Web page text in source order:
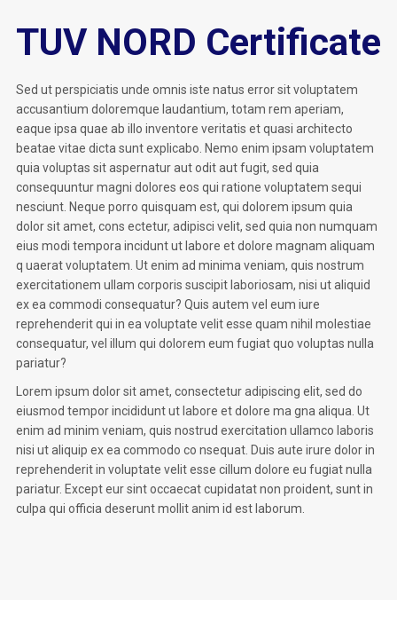
TUV NORD Certificate
Sed ut perspiciatis unde omnis iste natus error sit voluptatem
accusantium doloremque laudantium, totam rem aperiam,
eaque ipsa quae ab illo inventore veritatis et quasi architecto
beatae vitae dicta sunt explicabo. Nemo enim ipsam voluptatem
quia voluptas sit aspernatur aut odit aut fugit, sed quia
consequuntur magni dolores eos qui ratione voluptatem sequi
nesciunt. Neque porro quisquam est, qui dolorem ipsum quia
dolor sit amet, cons ectetur, adipisci velit, sed quia non numquam
eius modi tempora incidunt ut labore et dolore magnam aliquam
q uaerat voluptatem. Ut enim ad minima veniam, quis nostrum
exercitationem ullam corporis suscipit laboriosam, nisi ut aliquid
ex ea commodi consequatur? Quis autem vel eum iure
reprehenderit qui in ea voluptate velit esse quam nihil molestiae
consequatur, vel illum qui dolorem eum fugiat quo voluptas nulla
pariatur?
Lorem ipsum dolor sit amet, consectetur adipiscing elit, sed do
eiusmod tempor incididunt ut labore et dolore ma gna aliqua. Ut
enim ad minim veniam, quis nostrud exercitation ullamco laboris
nisi ut aliquip ex ea commodo co nsequat. Duis aute irure dolor in
reprehenderit in voluptate velit esse cillum dolore eu fugiat nulla
pariatur. Except eur sint occaecat cupidatat non proident, sunt in
culpa qui officia deserunt mollit anim id est laborum.